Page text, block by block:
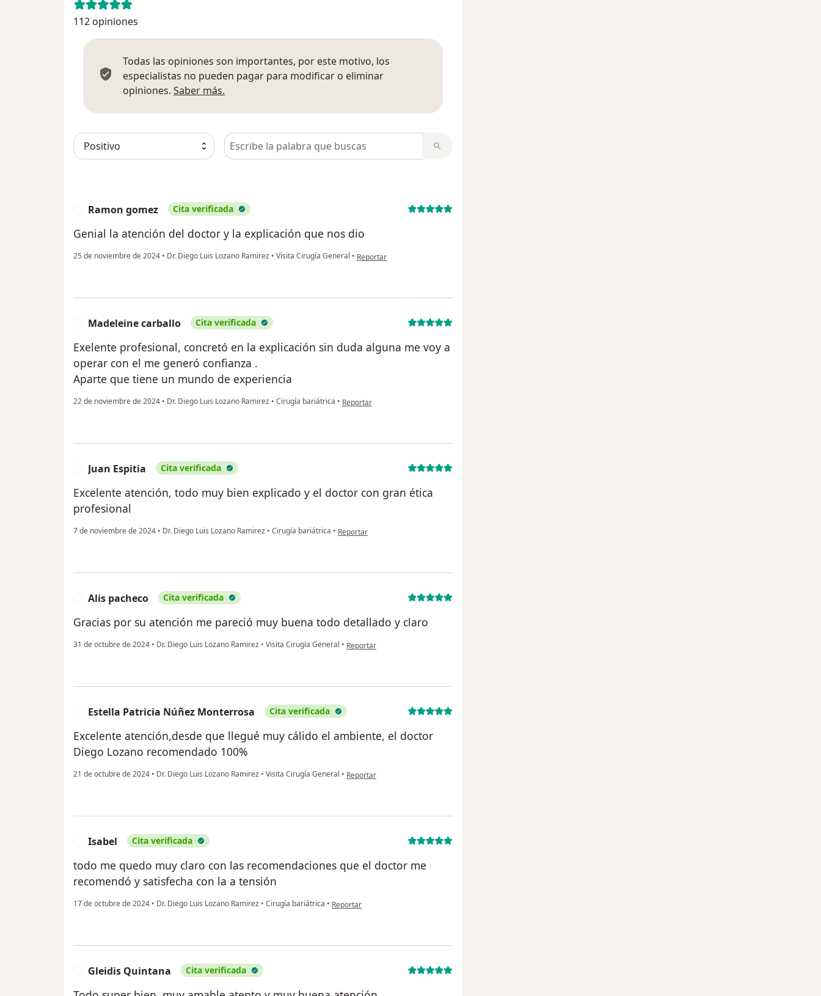
112 opiniones
Todas las opiniones son importantes, por este motivo, los
especialistas no pueden pagar para modificar o eliminar
opiniones. Saber más.
Busca en opiniones
Ramon gomez Cita verificada
Genial la atención del doctor y la explicación que nos dio
25 de noviembre de 2024 • Dr. Diego Luis Lozano Ramirez • Visita Cirugía General • en opinión del usuario Ramon gomez
Reportar
Madeleine carballo Cita verificada
Exelente profesional, concretó en la explicación sin duda alguna me voy a
operar con el me generó confianza .
Aparte que tiene un mundo de experiencia
22 de noviembre de 2024 • Dr. Diego Luis Lozano Ramirez • Cirugía bariátrica • en opinión del usuario Madeleine carballo
Reportar
Juan Espitia Cita verificada
Excelente atención, todo muy bien explicado y el doctor con gran ética
profesional
7 de noviembre de 2024 • Dr. Diego Luis Lozano Ramirez • Cirugía bariátrica • en opinión del usuario Juan Espitia
Reportar
Alis pacheco Cita verificada
Gracias por su atención me pareció muy buena todo detallado y claro
31 de octubre de 2024 • Dr. Diego Luis Lozano Ramirez • Visita Cirugía General • en opinión del usuario Alis pacheco
Reportar
Estella Patricia Núñez Monterrosa Cita verificada
Excelente atención,desde que llegué muy cálido el ambiente, el doctor
Diego Lozano recomendado 100%
21 de octubre de 2024 • Dr. Diego Luis Lozano Ramirez • Visita Cirugía General • en opinión del usuario Estella Patricia Núñez Monterrosa
Reportar
Isabel Cita verificada
todo me quedo muy claro con las recomendaciones que el doctor me
recomendó y satisfecha con la a tensión
17 de octubre de 2024 • Dr. Diego Luis Lozano Ramirez • Cirugía bariátrica • en opinión del usuario Isabel
Reportar
Gleidis Quintana Cita verificada